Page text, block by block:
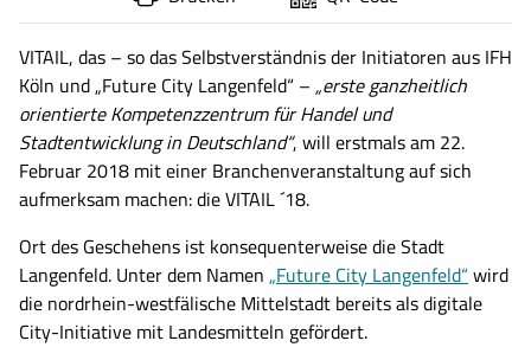
VITAIL, das – so das Selbstverständnis der Initiatoren aus IFH
Köln und „Future City Langenfeld“ – „erste ganzheitlich
orientierte Kompetenzzentrum für Handel und
Stadtentwicklung in Deutschland“, will erstmals am 22.
Februar 2018 mit einer Branchenveranstaltung auf sich
aufmerksam machen: die VITAIL ´18.
Ort des Geschehens ist konsequenterweise die Stadt
Langenfeld. Unter dem Namen „Future City Langenfeld“ wird
die nordrhein-westfälische Mittelstadt bereits als digitale
City-Initiative mit Landesmitteln gefördert.